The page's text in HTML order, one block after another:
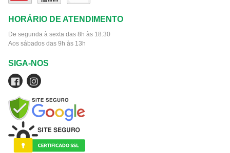
HORÁRIO DE ATENDIMENTO
De segunda à sexta das 8h às 18:30
Aos sábados das 9h às 13h
SIGA-NOS